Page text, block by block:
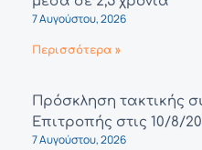
7 Αυγούστου, 2026
Περισσότερα »
Πρόσκληση τακτικής
Επιτροπής στις 10/8/
7 Αυγούστου, 2026